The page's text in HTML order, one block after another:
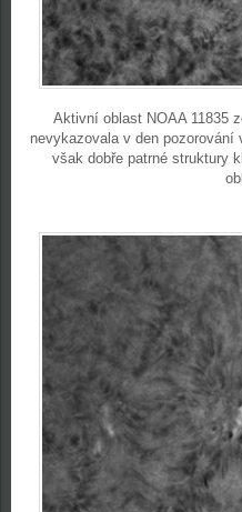
Aktivní oblast NOAA 11835
nevykazovala v den
však dobře patrné struktury